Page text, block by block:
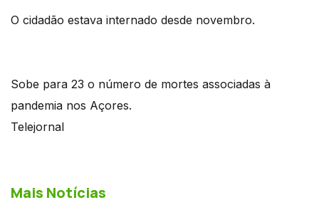
O cidadão estava internado desde novembro.
Sobe para 23 o número de mortes associadas à
pandemia nos Açores.
Telejornal
Mais Notícias